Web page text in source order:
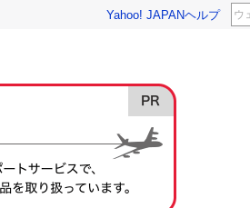
Yahoo! JAPANヘルプ